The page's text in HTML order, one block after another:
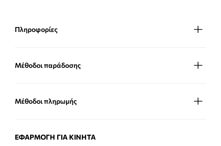
Πληροφορίες
Μέθοδοι παράδοσης
Μέθοδοι πληρωμής
ΕΦΑΡΜΟΓΉ ΓΙΑ ΚΙΝΗΤΆ